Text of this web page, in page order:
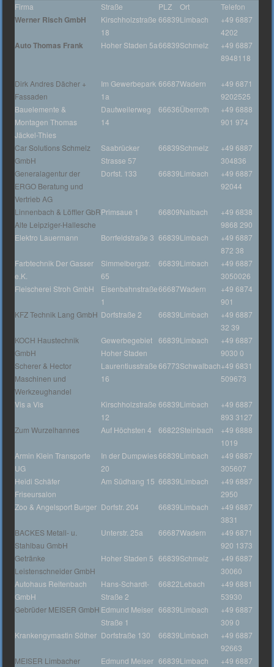
Firma Straße PLZ Ort Telefon
Werner Risch GmbH
Kirschholzstraße
18
66839Limbach
+49 6887
4202
Auto Thomas Frank Hoher Staden 5a66839Schmelz
+49 6887
8948118
Dirk Andres Dächer +
Fassaden
Im Gewerbepark
1a
66687Wadern
+49 6871
9202525
Bauelemente &
Montagen Thomas
Jäckel-Thies
Dautweilerweg
14
66636Überroth
+49 6888
901 974
Car Solutions Schmelz
GmbH
Saabrücker
Strasse 57
66839Schmelz
+49 6887
304836
Generalagentur der
ERGO Beratung und
Vertrieb AG
Dorfst. 133 66839Limbach
+49 6887
92044
Linnenbach & Löffler GbR
Alte Leipziger-Hallesche
Primsaue 1 66809Nalbach
+49 6838
9868 290
Elektro Lauermann
Borrfeldstraße 3 66839Limbach
+49 6887
872 38
Farbtechnik Der Gasser
e.K.
Simmelbergstr.
65
66839Limbach
+49 6887
3050026
Fleischerei Stroh GmbH
Eisenbahnstraße
1
66687Wadern
+49 6874
901
KFZ Technik Lang GmbH Dorfstraße 2 66839Limbach
+49 6887
32 39
KOCH Haustechnik
GmbH
Gewerbegebiet
Hoher Staden
66839Limbach
+49 6887
9030 0
Scherer & Hector
Maschinen und
Werkzeughandel
Laurentiusstraße
16
66773Schwalbach+49 6831
509673
Vis a Vis
Kirschholzstraße
12
66839Limbach
+49 6887
893 3127
Zum Wurzelhannes
Auf Höchsten 4 66822Steinbach
+49 6888
1019
Armin Klein Transporte
UG
In der Dumpwies
20
66839Limbach
+49 6887
305607
Heidi Schäfer
Friseursalon
Am Südhang 15 66839Limbach
+49 6887
2950
Zoo & Angelsport Burger Dorfstr. 204 66839Limbach
+49 6887
3831
BACKES Metall- u.
Stahlbau GmbH
Unterstr. 25a 66687Wadern
+49 6871
920 1373
Getränke
Leistenschneider GmbH
Hoher Staden 5 66839Schmelz
+49 6887
30060
Autohaus Reitenbach
GmbH
Hans-Schardt-
Straße 2
66822Lebach
+49 6881
53930
Gebrüder MEISER GmbH Edmund Meiser
Straße 1
66839Limbach
+49 6887
309 0
Krankengymastin Söther Dorfstraße 130 66839Limbach
+49 6887
92663
MEISER Limbacher
Edmund Meiser 66839Limbach
+49 6887